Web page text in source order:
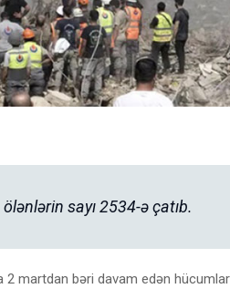
sayı 2534-ə çatıb.
2 martdan bəri davam edən